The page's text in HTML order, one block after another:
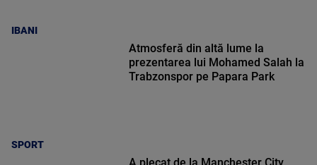
IBANI
SPORT
Atmosferă din altă lume la
prezentarea lui Mohamed Salah la
Trabzonspor pe Papara Park